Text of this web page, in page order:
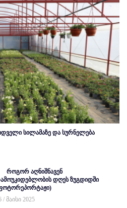
სილამაზე და სურნელება
როგორ აღნიშნავენ
დღეს ზუგდიდში
/ მაისი 2025